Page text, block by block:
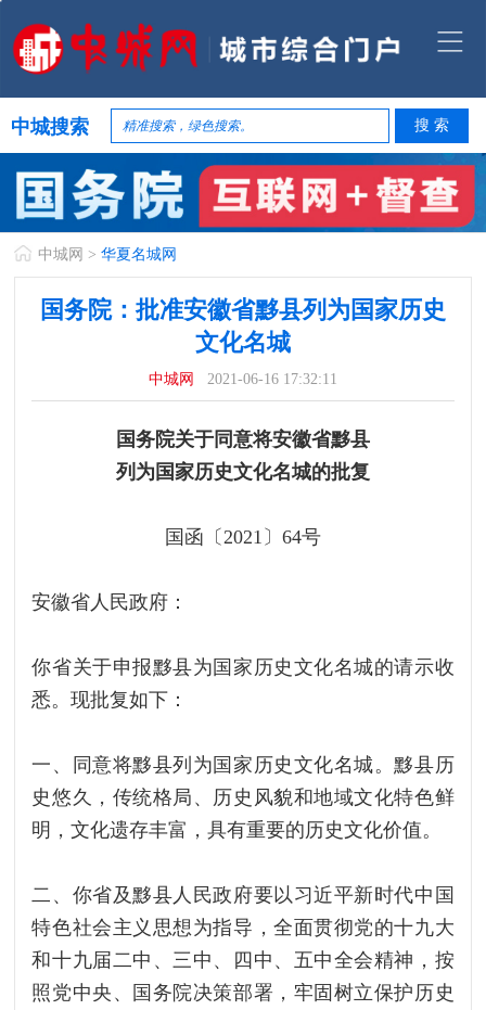
中城搜索
中城网 >华夏名城网
国务院：批准安徽省黟县列为国家历史
文化名城
中城网 2021-06-16 17:32:11
国务院关于同意将安徽省黟县
列为国家历史文化名城的批复
国函〔2021〕64号
安徽省人民政府：
你省关于申报黟县为国家历史文化名城的请示收
悉。现批复如下：
一、同意将黟县列为国家历史文化名城。黟县历
史悠久，传统格局、历史风貌和地域文化特色鲜
明，文化遗存丰富，具有重要的历史文化价值。
二、你省及黟县人民政府要以习近平新时代中国
特色社会主义思想为指导，全面贯彻党的十九大
和十九届二中、三中、四中、五中全会精神，按
照党中央、国务院决策部署，牢固树立保护历史